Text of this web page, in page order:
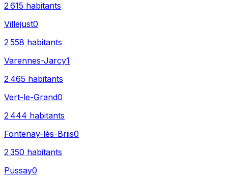
2 615 habitants
Villejust0
2 558 habitants
Varennes-Jarcy1
2 465 habitants
Vert-le-Grand0
2 444 habitants
Fontenay-lès-Briis0
2 350 habitants
Pussay0